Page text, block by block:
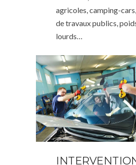
agricoles, camping-
de travaux publics,
lourds…